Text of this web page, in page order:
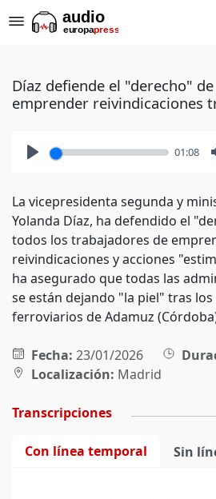
Díaz defiende el "derecho"
emprender reivindicaciones
01:08
La vicepresidenta segunda y
Yolanda Díaz, ha defendido el
todos los trabajadores de
reivindicaciones y acciones
ha asegurado que todas las
se están dejando "la piel" tras los
ferroviarios de Adamuz
Fecha: 23/01/2026
Localización: Madrid
Transcripciones
Con línea temporal Sin